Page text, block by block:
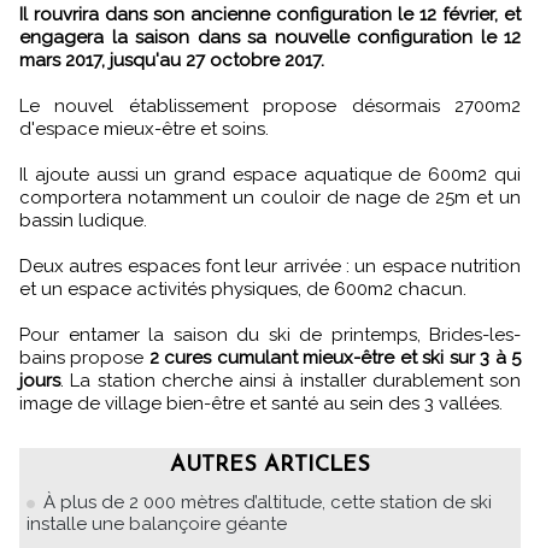
Il rouvrira dans son ancienne configuration le 12 février, et
engagera la saison dans sa nouvelle configuration le 12
mars 2017, jusqu'au 27 octobre 2017.
Le nouvel établissement propose désormais 2700m2
d'espace mieux-être et soins.
Il ajoute aussi un grand espace aquatique de 600m2 qui
comportera notamment un couloir de nage de 25m et un
bassin ludique.
Deux autres espaces font leur arrivée : un espace nutrition
et un espace activités physiques, de 600m2 chacun.
Pour entamer la saison du ski de printemps, Brides-les-
bains propose 2 cures cumulant mieux-être et ski sur 3 à 5
jours. La station cherche ainsi à installer durablement son
image de village bien-être et santé au sein des 3 vallées.
AUTRES ARTICLES
À plus de 2 000 mètres d’altitude, cette station de ski
installe une balançoire géante